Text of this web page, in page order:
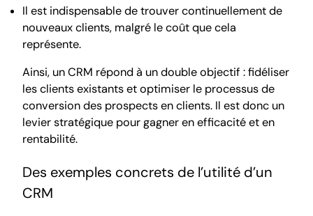
Il est indispensable de trouver continuellement de
nouveaux clients, malgré le coût que cela
représente.
Ainsi, un CRM répond à un double objectif : fidéliser
les clients existants et optimiser le processus de
conversion des prospects en clients. Il est donc un
levier stratégique pour gagner en efficacité et en
rentabilité.
Des exemples concrets de l’utilité d’un
CRM